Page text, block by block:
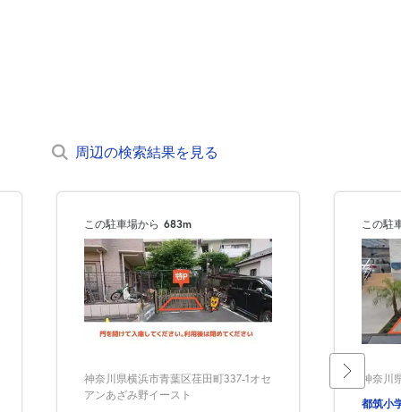
周辺の検索結果を見る
この駐車場から 683m
神奈川県横浜市青葉区荏田町337-1オセ
アンあざみ野イースト
この駐
神奈川
都筑小